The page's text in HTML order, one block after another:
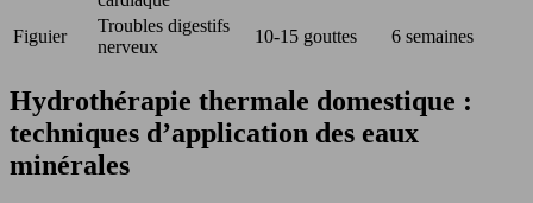
Figuier
Troubles digestifs
nerveux
10-15 gouttes 6 semaines
Hydrothérapie thermale domestique :
techniques d’application des eaux
minérales